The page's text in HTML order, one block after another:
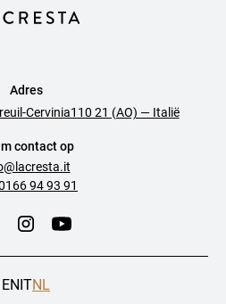
Adres
Cervinia110 21 (AO) — Italië
contact op
94 93 91
ENITNL